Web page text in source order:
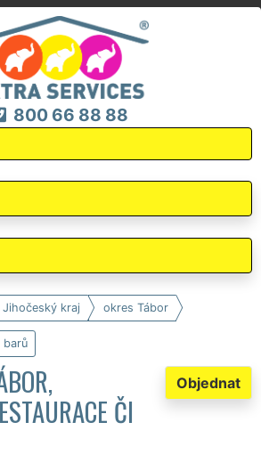
800 66 88 88
Jihočeský kraj okres Tábor
barů
Objednat
ČI